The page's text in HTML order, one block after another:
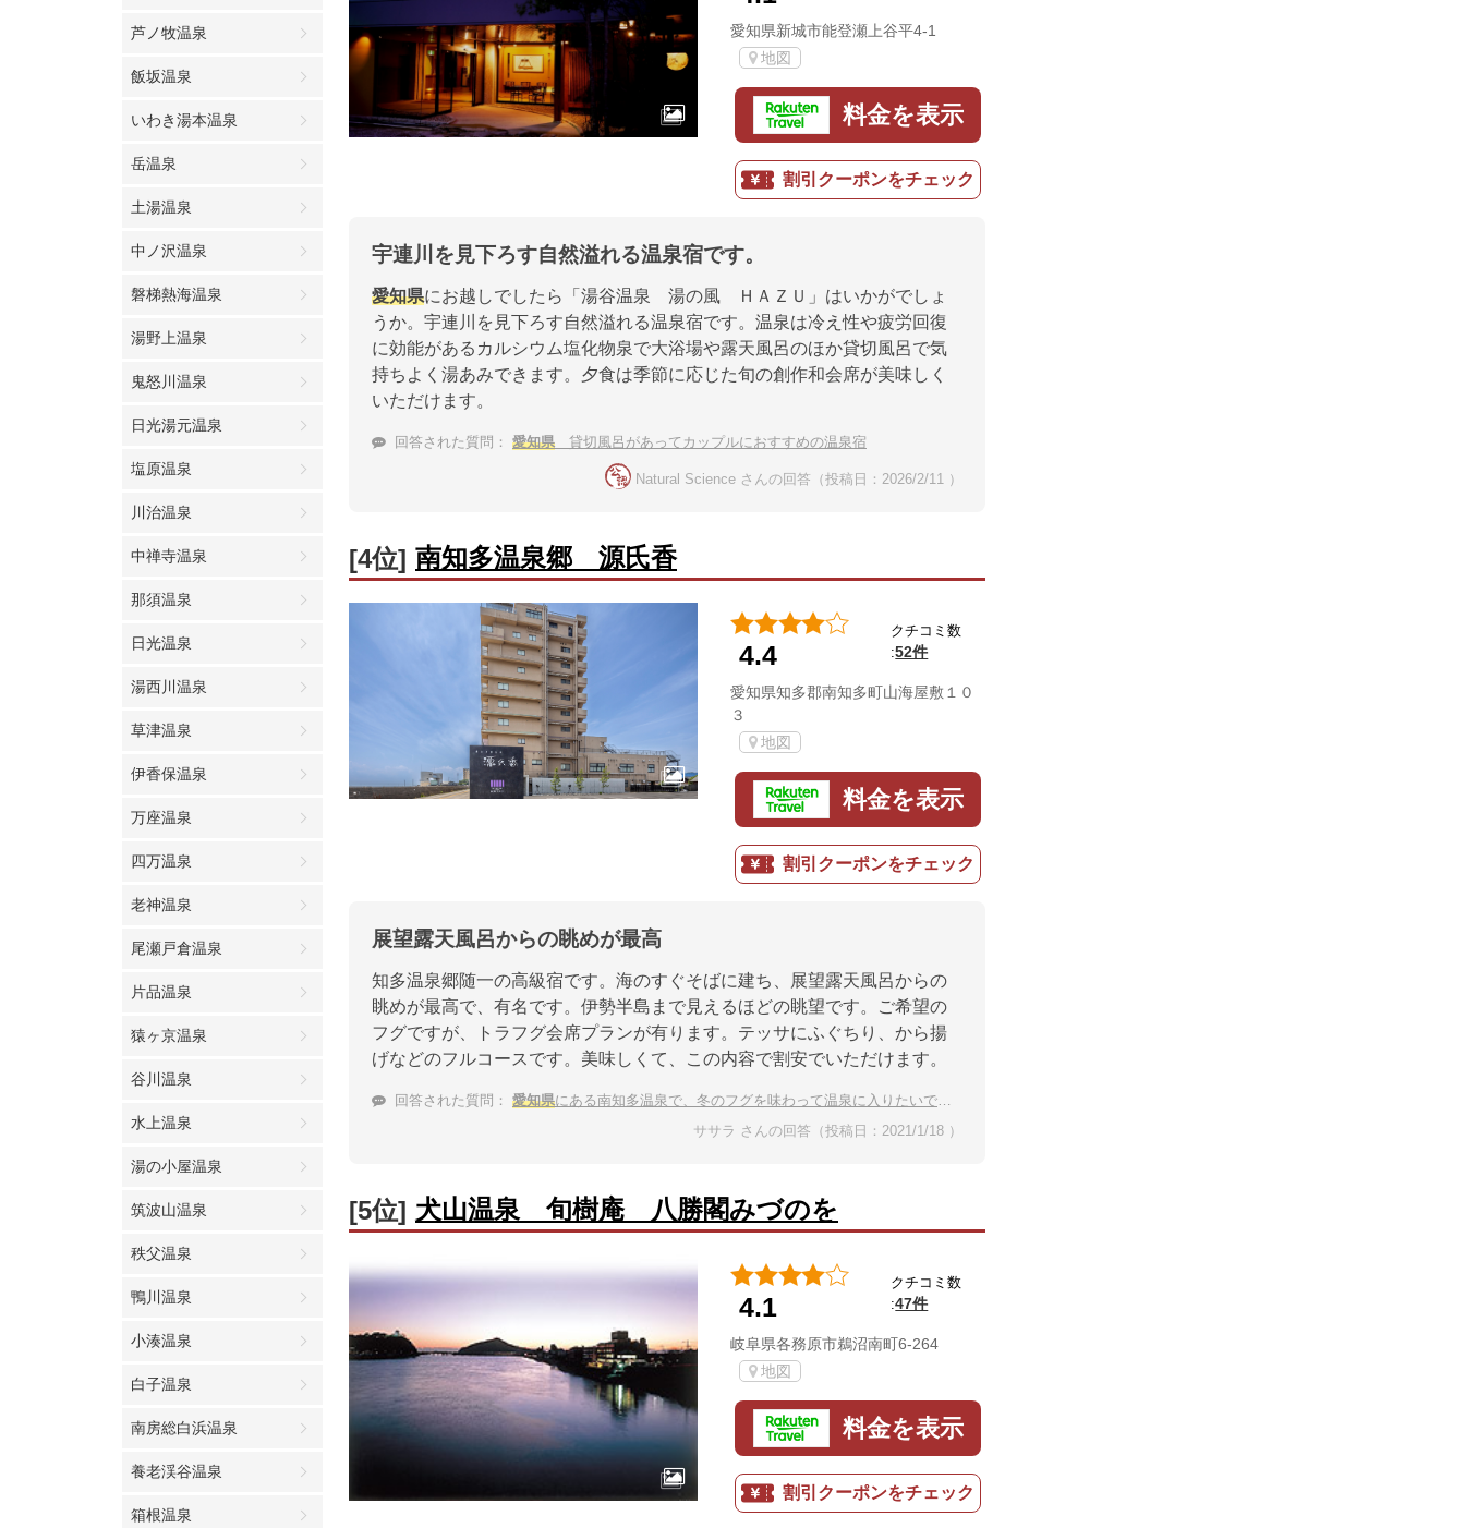
芦ノ牧温泉
飯坂温泉
いわき湯本温泉
岳温泉
土湯温泉
中ノ沢温泉
磐梯熱海温泉
湯野上温泉
鬼怒川温泉
日光湯元温泉
塩原温泉
川治温泉
中禅寺温泉
那須温泉
日光温泉
湯西川温泉
草津温泉
伊香保温泉
万座温泉
四万温泉
老神温泉
尾瀬戸倉温泉
片品温泉
猿ヶ京温泉
谷川温泉
水上温泉
湯の小屋温泉
筑波山温泉
秩父温泉
鴨川温泉
小湊温泉
白子温泉
南房総白浜温泉
養老渓谷温泉
箱根温泉
愛知県新城市能登瀬上谷平4-1
地図
料金を表示
割引クーポンをチェック
宇連川を見下ろす自然溢れる温泉宿です。
愛知県にお越しでしたら「湯谷温泉 湯の風 ＨＡＺＵ」はいかがでしょ
うか。宇連川を見下ろす自然溢れる温泉宿です。温泉は冷え性や疲労回復
に効能があるカルシウム塩化物泉で大浴場や露天風呂のほか貸切風呂で気
持ちよく湯あみできます。夕食は季節に応じた旬の創作和会席が美味しく
いただけます。
回答された質問： 愛知県 貸切風呂があってカップルにおすすめの温泉宿
Natural Science さんの回答（投稿日：2026/2/11 ）
[4位] 南知多温泉郷 源氏香
4.4
クチコミ数
:52件
愛知県知多郡南知多町山海屋敷１０
３
地図
料金を表示
割引クーポンをチェック
展望露天風呂からの眺めが最高
知多温泉郷随一の高級宿です。海のすぐそばに建ち、展望露天風呂からの
眺めが最高で、有名です。伊勢半島まで見えるほどの眺望です。ご希望の
フグですが、トラフグ会席プランが有ります。テッサにふぐちり、から揚
げなどのフルコースです。美味しくて、この内容で割安でいただけます。
回答された質問： 愛知県にある南知多温泉で、冬のフグを味わって温泉に入りたいです。海の近くの眺めがいい宿が希望です
ササラ さんの回答（投稿日：2021/1/18 ）
[5位] 犬山温泉 旬樹庵 八勝閣みづのを
4.1
クチコミ数
:47件
岐阜県各務原市鵜沼南町6-264
地図
料金を表示
割引クーポンをチェック